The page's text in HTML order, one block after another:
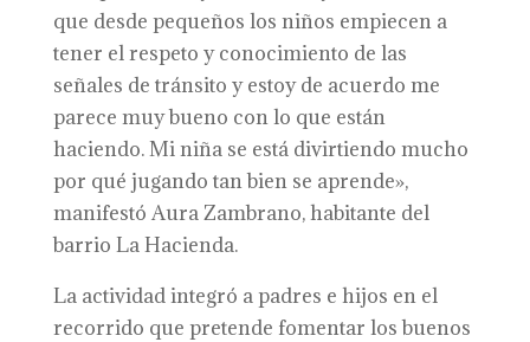
que desde pequeños los niños empiecen a
tener el respeto y conocimiento de las
señales de tránsito y estoy de acuerdo me
parece muy bueno con lo que están
haciendo. Mi niña se está divirtiendo mucho
por qué jugando tan bien se aprende»,
manifestó Aura Zambrano, habitante del
barrio La Hacienda.
La actividad integró a padres e hijos en el
recorrido que pretende fomentar los buenos